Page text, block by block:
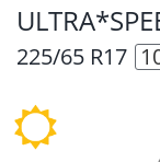
225/65 R17